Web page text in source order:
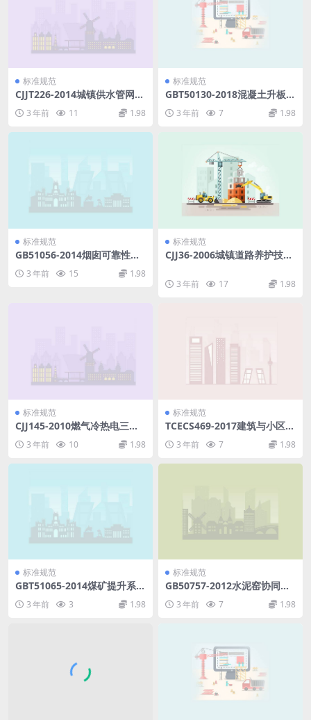
标准规范
CJJT226-2014城镇供水管网抢
3 年前 11 1.98
标准规范
GBT50130-2018混凝土升板结
3 年前 7 1.98
标准规范
GB51056-2014烟囱可靠性鉴
3 年前 15 1.98
标准规范
CJJ36-2006城镇道路养护技术
3 年前 17 1.98
标准规范
CJJ145-2010燃气冷热电三联
3 年前 10 1.98
标准规范
TCECS469-2017建筑与小区低
3 年前 7 1.98
标准规范
GBT51065-2014煤矿提升系统
3 年前 3 1.98
标准规范
GB50757-2012水泥窑协同处
3 年前 7 1.98